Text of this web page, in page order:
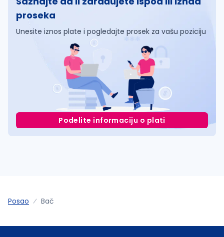
proseka
Unesite iznos plate i pogledajte prosek za vašu poziciju
Podelite informaciju o plati
Posao Bač